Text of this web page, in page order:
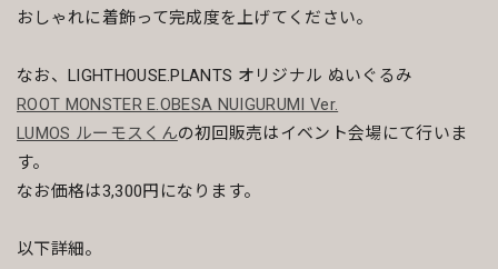
おしゃれに着飾って完成度を上げてください。
なお、LIGHTHOUSE.PLANTS オリジナル ぬいぐるみ
ROOT MONSTER E.OBESA NUIGURUMI Ver.
LUMOS ルーモスくんの初回販売はイベント会場にて行いま
す。
なお価格は3,300円になります。
以下詳細。